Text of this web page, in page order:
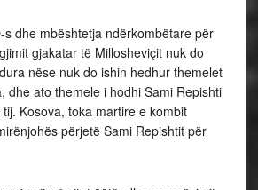
s dhe mbështetja ndërkombëtare për
gjakatar të Millosheviçit nuk do
nëse nuk do ishin hedhur themelet
dhe ato themele i hodhi Sami Repishti
Kosova, toka martire e kombit
përjetë Sami Repishtit për